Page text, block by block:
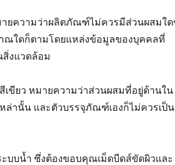
ยความว่าผลิตภัณฑ์ไม่ควรมีส่วนผสมใด
ณใดก็ตามโดยแหล่งข้อมูลของบุคคลที่
งแวดล้อม
เขียว หมายความว่าส่วนผสมที่อยู่ด้านใน
านั้น และตัวบรรจุภัณฑ์เองก็ไม่ควรเป็น
บบน้ำ ซึ่งต้องขอบคุณเม็ดบีดส์ขัดผิวและ